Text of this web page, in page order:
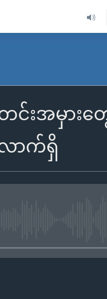
းအမှားတွေ
ောက်ရှိ